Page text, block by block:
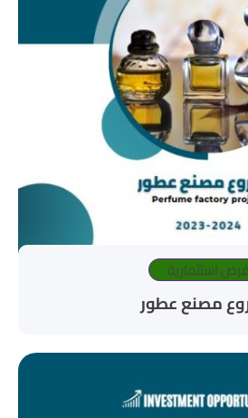
فرص استثمارية
مصنع عطور